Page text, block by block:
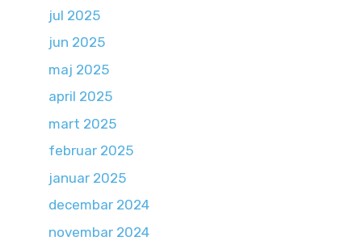
jul 2025
jun 2025
maj 2025
april 2025
mart 2025
februar 2025
januar 2025
decembar 2024
novembar 2024